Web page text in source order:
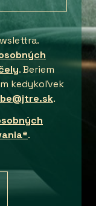
. Beriem
kedykoľvek
.
.